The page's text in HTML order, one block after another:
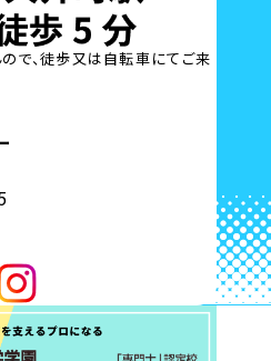
で、徒歩又は自転車にてご来